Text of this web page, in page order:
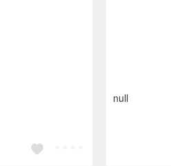
null